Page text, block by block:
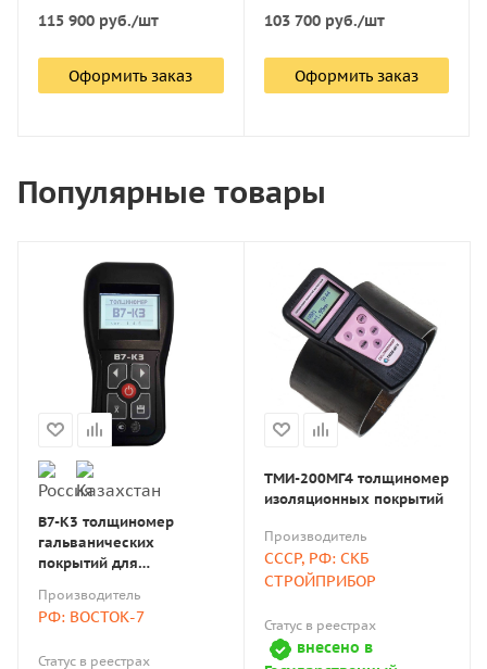
115 900 руб./шт
Оформить заказ
103 700руб./шт
Оформить заказ
Популярные товары
В7-К3 толщиномер
гальванических
покрытий для
основания с поверкой
Производитель
РФ: ВОСТОК-7
Статус в реестрах
ТМИ-200МГ4 толщиномер
изоляционных покрытий
Производитель
СССР, РФ: СКБ
СТРОЙПРИБОР
Статус в реестрах
внесено в